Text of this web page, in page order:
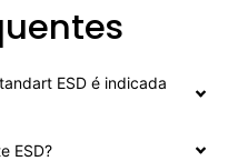
ESD é indicada
ESD?